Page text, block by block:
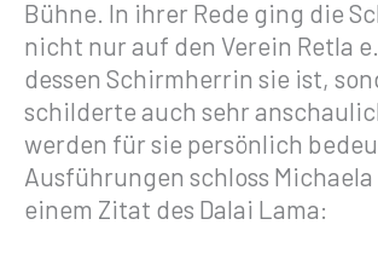
Bühne. In ihrer Rede ging die
nicht nur auf den Verein Retla
dessen Schirmherrin sie ist,
schilderte auch sehr
werden für sie persönlich
Ausführungen schloss Michaela
einem Zitat des Dalai Lama: